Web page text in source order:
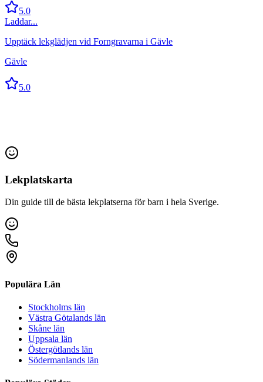
5.0
Laddar...
Upptäck lekglädjen vid Forngravarna i Gävle
Gävle
5.0
Lekplatskarta
Din guide till de bästa lekplatserna för barn i hela Sverige.
Populära Län
Stockholms län
Västra Götalands län
Skåne län
Uppsala län
Östergötlands län
Södermanlands län